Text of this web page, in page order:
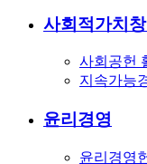
사회적가치
사회공헌
지속가능
윤리경영
윤리경영